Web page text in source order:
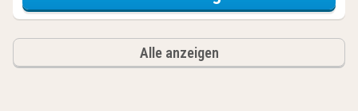
Alle anzeigen